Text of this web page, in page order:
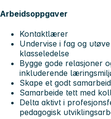
Arbeidsoppgaver
Kontaktlærer
Undervise i fag og
klasseledelse
Bygge gode relasjoner
inkluderende
Skape et godt
Samarbeide tett med
Delta aktivt i
pedagogisk